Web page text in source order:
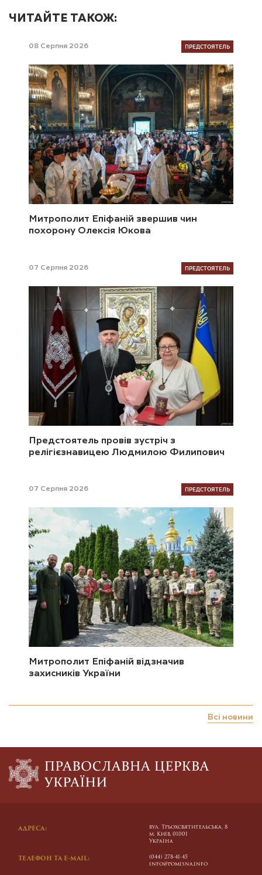
ЧИТАЙТЕ ТАКОЖ:
08 Серпня 2026 ПРЕДСТОЯТЕЛЬ
Митрополит Епіфаній звершив чин
похорону Олексія Юкова
07 Серпня 2026 ПРЕДСТОЯТЕЛЬ
Предстоятель провів зустріч з
релігієзнавицею Людмилою Филипович
07 Серпня 2026 ПРЕДСТОЯТЕЛЬ
Митрополит Епіфаній відзначив
захисників України
Всі новини
АДРЕСА:
вул. Трьохсвятительська, 8
м. Київ, 01001
Україна
ТЕЛЕФОН ТА E-MAIL:
(044) 278-41-45
info@pomisna.info